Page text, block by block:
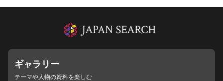
ギャラリー
テーマや人物の資料を楽しむ